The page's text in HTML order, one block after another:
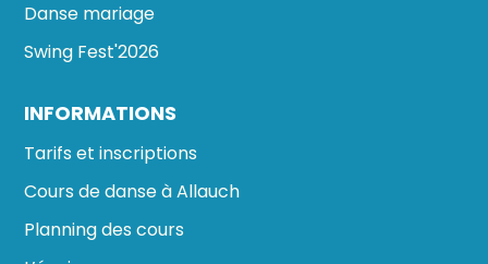
Danse mariage
Swing Fest'2026
INFORMATIONS
Tarifs et inscriptions
Cours de danse à Allauch
Planning des cours